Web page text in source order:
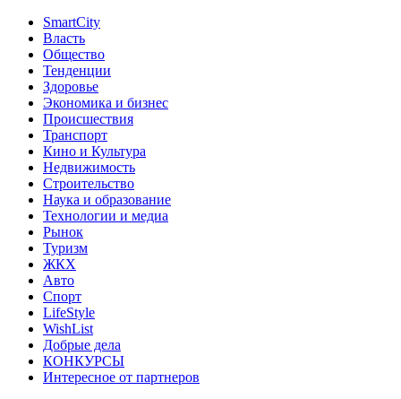
SmartCity
Власть
Общество
Тенденции
Здоровье
Экономика и бизнес
Происшествия
Транспорт
Кино и Культура
Недвижимость
Строительство
Наука и образование
Технологии и медиа
Рынок
Туризм
ЖКХ
Авто
Спорт
LifeStyle
WishList
Добрые дела
КОНКУРСЫ
Интересное от партнеров